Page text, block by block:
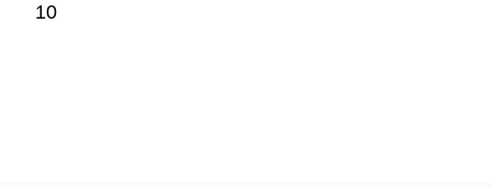
10